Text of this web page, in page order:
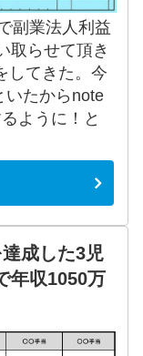
副業法人利益
取らせて頂き
してきた。今
いたからnote
ように！と
成した3児
年収1050万